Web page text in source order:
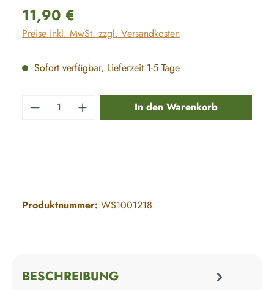
Regulärer Preis:
11,90 €
Preise inkl. MwSt. zzgl. Versandkosten
Sofort verfügbar, Lieferzeit 1-5 Tage
Produkt Anzahl: Gib den gewünschten
In den Warenkorb
Produktnummer: WS1001218
BESCHREIBUNG